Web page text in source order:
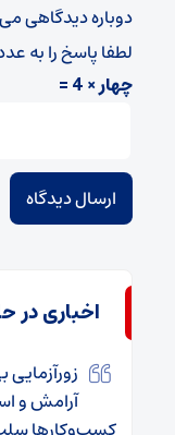
دوباره دیدگاهی
لطفا پاسخ را به
چهار × 4 =
اخباری در
آرامش و